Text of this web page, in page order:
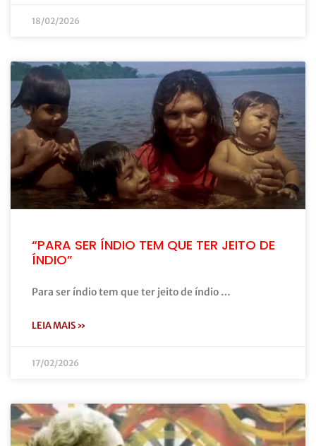
18/02/2026
“PARA SER ÍNDIO TEM QUE TER JEITO DE
ÍNDIO”
Para ser índio tem que ter jeito de índio …
LEIA MAIS »
17/02/2026